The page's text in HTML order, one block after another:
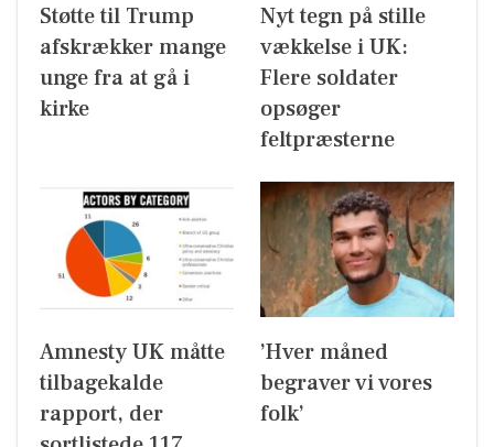
Støtte til Trump
afskrækker mange
unge fra at gå i
kirke
Nyt tegn på stille
vækkelse i UK:
Flere soldater
opsøger
feltpræsterne
Amnesty UK måtte
tilbagekalde
rapport, der
’Hver måned
begraver vi vores
folk’